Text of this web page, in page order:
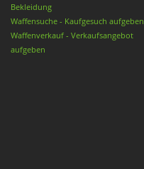
Bekleidung
Waffensuche - Kaufgesuch aufgeben
Waffenverkauf - Verkaufsangebot
aufgeben